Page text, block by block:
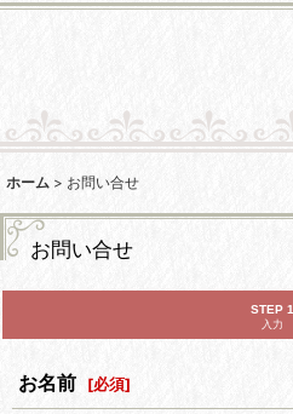
ホーム > お問い合せ
お問い合せ
STEP 1
入力
お名前 [必須]